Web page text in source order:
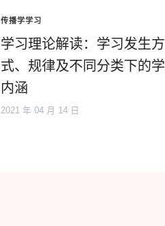
传播学学习
学习理论解读：学习发生方
式、规律及不同分类下的
内涵
2021 年 04 月 14 日